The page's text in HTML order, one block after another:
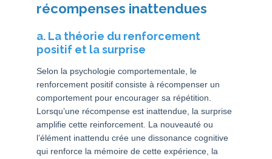
récompenses inattendues
a. La théorie du renforcement
positif et la surprise
Selon la psychologie comportementale, le
renforcement positif consiste à récompenser un
comportement pour encourager sa répétition.
Lorsqu’une récompense est inattendue, la surprise
amplifie cette reinforcement. La nouveauté ou
l’élément inattendu crée une dissonance cognitive
qui renforce la mémoire de cette expérience, la